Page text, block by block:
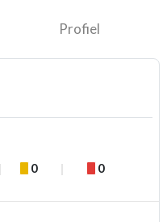
Profiel
0 0